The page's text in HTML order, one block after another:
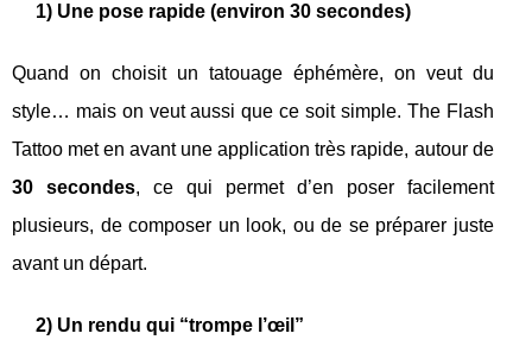
1) Une pose rapide (environ 30 secondes)
Quand on choisit un tatouage éphémère, on veut du
style… mais on veut aussi que ce soit simple. The Flash
Tattoo met en avant une application très rapide, autour de
30 secondes, ce qui permet d’en poser facilement
plusieurs, de composer un look, ou de se préparer juste
avant un départ.
2) Un rendu qui “trompe l’œil”